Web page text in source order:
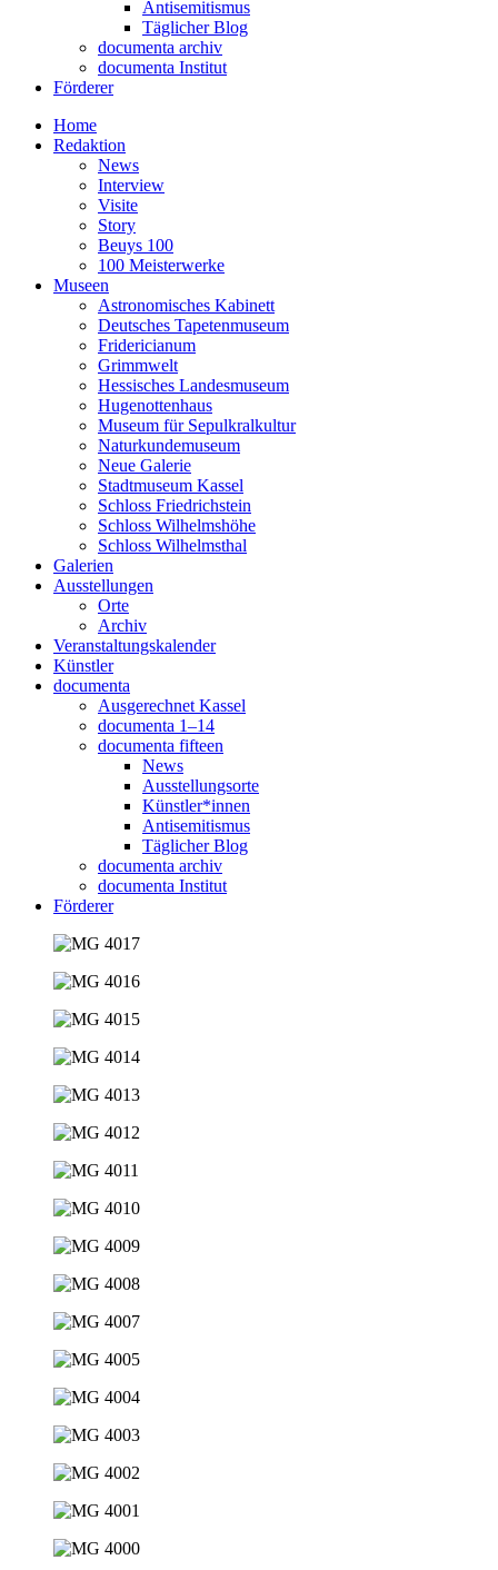
Antisemitismus
Täglicher Blog
documenta archiv
documenta Institut
Förderer
Home
Redaktion
News
Interview
Visite
Story
Beuys 100
100 Meisterwerke
Museen
Astronomisches Kabinett
Deutsches Tapetenmuseum
Fridericianum
Grimmwelt
Hessisches Landesmuseum
Hugenottenhaus
Museum für Sepulkralkultur
Naturkundemuseum
Neue Galerie
Stadtmuseum Kassel
Schloss Friedrichstein
Schloss Wilhelmshöhe
Schloss Wilhelmsthal
Galerien
Ausstellungen
Orte
Archiv
Veranstaltungskalender
Künstler
documenta
Ausgerechnet Kassel
documenta 1–14
documenta fifteen
News
Ausstellungsorte
Künstler*innen
Antisemitismus
Täglicher Blog
documenta archiv
documenta Institut
Förderer